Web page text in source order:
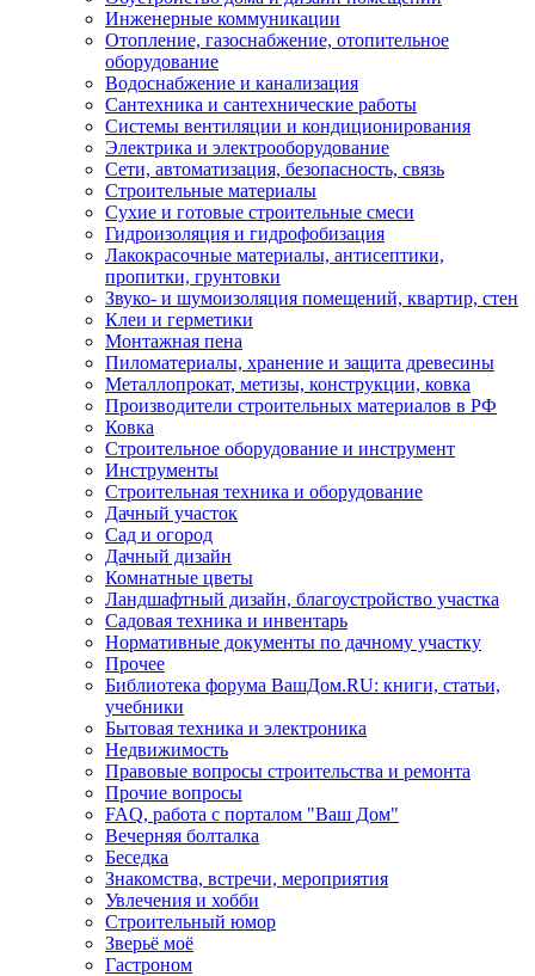
Инженерные коммуникации
Отопление, газоснабжение, отопительное
оборудование
Водоснабжение и канализация
Сантехника и сантехнические работы
Системы вентиляции и кондиционирования
Электрика и электрооборудование
Сети, автоматизация, безопасность, связь
Строительные материалы
Сухие и готовые строительные смеси
Гидроизоляция и гидрофобизация
Лакокрасочные материалы, антисептики,
пропитки, грунтовки
Звуко- и шумоизоляция помещений, квартир, стен
Клеи и герметики
Монтажная пена
Пиломатериалы, хранение и защита древесины
Металлопрокат, метизы, конструкции, ковка
Производители строительных материалов в РФ
Ковка
Строительное оборудование и инструмент
Инструменты
Строительная техника и оборудование
Дачный участок
Сад и огород
Дачный дизайн
Комнатные цветы
Ландшафтный дизайн, благоустройство участка
Садовая техника и инвентарь
Нормативные документы по дачному участку
Прочее
Библиотека форума ВашДом.RU: книги, статьи,
учебники
Бытовая техника и электроника
Недвижимость
Правовые вопросы строительства и ремонта
Прочие вопросы
FAQ, работа с порталом "Ваш Дом"
Вечерняя болталка
Беседка
Знакомства, встречи, мероприятия
Увлечения и хобби
Строительный юмор
Зверьё моё
Гастроном